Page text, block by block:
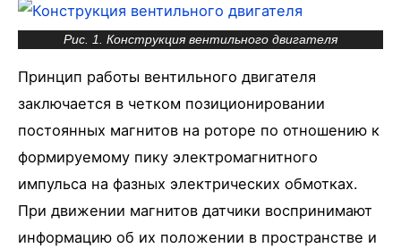
Рис. 1. Конструкция вентильного двигателя
Принцип работы вентильного двигателя
заключается в четком позиционировании
постоянных магнитов на роторе по отношению к
формируемому пику электромагнитного
импульса на фазных электрических обмотках.
При движении магнитов датчики воспринимают
информацию об их положении в пространстве и